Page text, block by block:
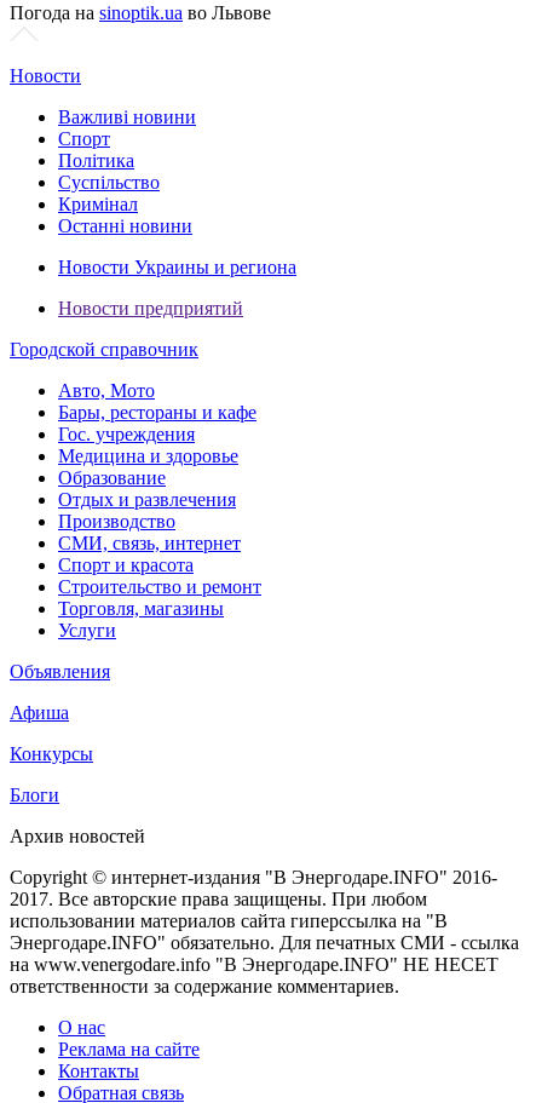
Погода на sinoptik.ua во Львове
Новости
Важливі новини
Спорт
Політика
Суспільство
Кримінал
Останні новини
Новости Украины и региона
Новости предприятий
Городской справочник
Авто, Мото
Бары, рестораны и кафе
Гос. учреждения
Медицина и здоровье
Образование
Отдых и развлечения
Производство
СМИ, связь, интернет
Спорт и красота
Строительство и ремонт
Торговля, магазины
Услуги
Объявления
Афиша
Конкурсы
Блоги
Архив новостей
Copyright © интернет-издания "В Энергодаре.INFO" 2016-
2017. Все авторские права защищены. При любом
использовании материалов сайта гиперссылка на "В
Энергодаре.INFO" обязательно. Для печатных СМИ - ссылка
на www.venergodare.info "В Энергодаре.INFO" НЕ НЕСЕТ
ответственности за содержание комментариев.
О нас
Реклама на сайте
Контакты
Обратная связь